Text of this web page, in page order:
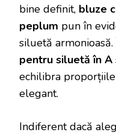
bine definit, bluze
peplum pun în
siluetă armonioasă.
pentru siluetă în A
echilibra
elegant.
Indiferent dacă